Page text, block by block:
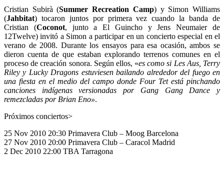
Cristian Subirà (Summer Recreation Camp) y Simon Williams
(Jahbitat) tocaron juntos por primera vez cuando la banda de
Cristian (Coconot, junto a El Guincho y Jens Neumaier de
12Twelve) invitó a Simon a participar en un concierto especial en el
verano de 2008. Durante los ensayos para esa ocasión, ambos se
dieron cuenta de que estaban explorando terrenos comunes en el
proceso de creación sonora. Según ellos, «es como si Les Aus, Terry
Riley y Lucky Dragons estuviesen bailando alrededor del fuego en
una fiesta en el medio del campo donde Four Tet está pinchando
canciones indígenas versionadas por Gang Gang Dance y
remezcladas por Brian Eno».
Próximos conciertos>
25 Nov 2010 20:30 Primavera Club – Moog Barcelona
27 Nov 2010 20:00 Primavera Club – Caracol Madrid
2 Dec 2010 22:00 TBA Tarragona